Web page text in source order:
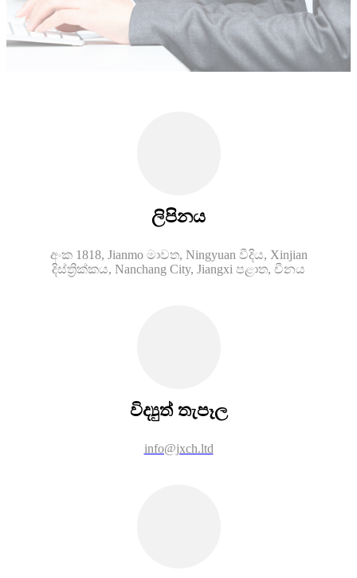
ලිපිනය
අංක 1818, Jianmo මාවත, Ningyuan වීදිය, Xinjian
දිස්ත්‍රික්කය, Nanchang City, Jiangxi පළාත, චීනය
විද්‍යුත් තැපෑල
info@jxch.ltd